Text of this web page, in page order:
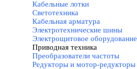
Кабельные лотки
Светотехника
Кабельная арматура
Электротехнические шины
Электрощитовое оборудование
Приводная техника
Преобразователи частоты
Редукторы и мотор-редукторы